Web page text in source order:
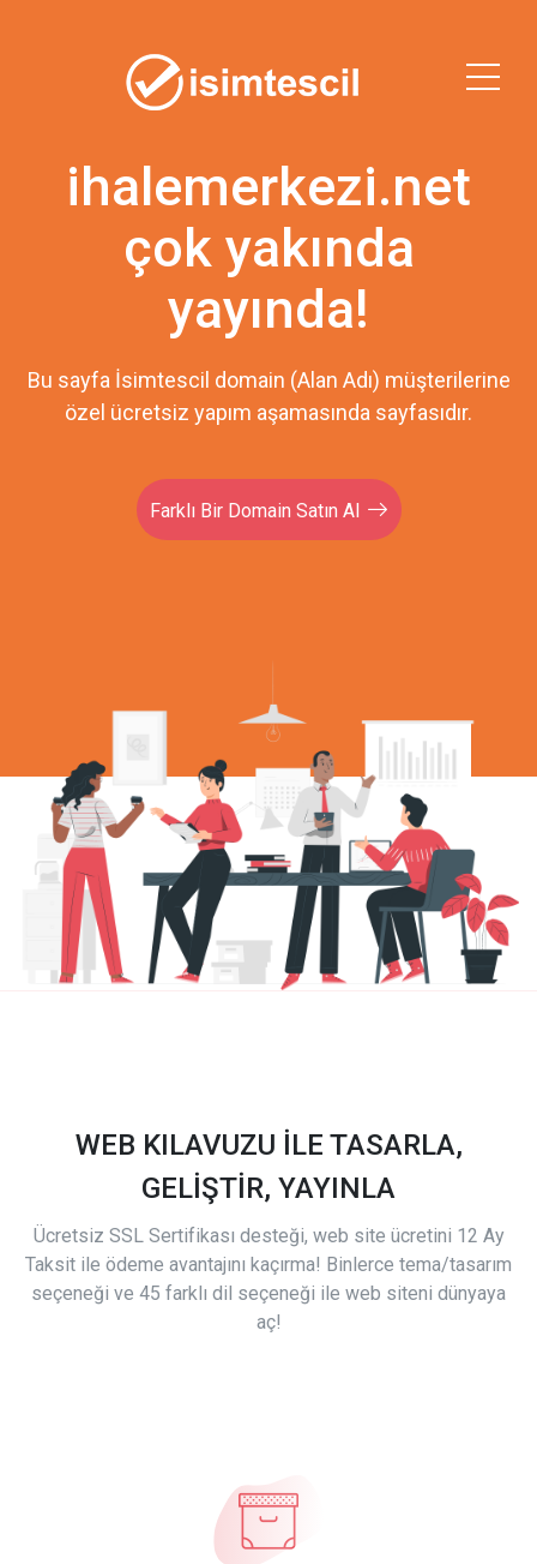
ihalemerkezi.net
çok yakında
yayında!
Bu sayfa İsimtescil domain (Alan Adı) müşterilerine
özel ücretsiz yapım aşamasında sayfasıdır.
Farklı Bir Domain Satın Al
WEB KILAVUZU İLE TASARLA,
GELİŞTİR, YAYINLA
Ücretsiz SSL Sertifikası desteği, web site ücretini 12 Ay
Taksit ile ödeme avantajını kaçırma! Binlerce tema/tasarım
seçeneği ve 45 farklı dil seçeneği ile web siteni dünyaya
aç!